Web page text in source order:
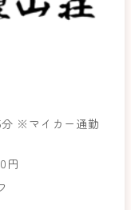
※マイカー通勤
円